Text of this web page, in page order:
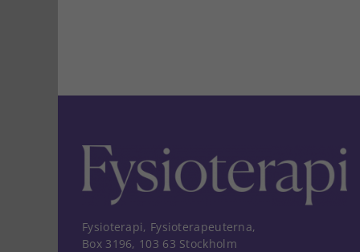
Fysioterapi, Fysioterapeuterna,
Box 3196, 103 63 Stockholm